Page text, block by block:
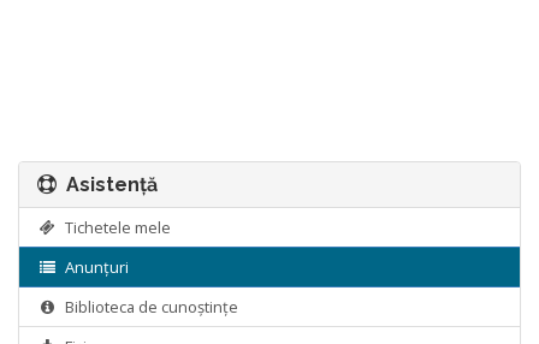
Asistență
Tichetele mele
Anunțuri
Biblioteca de cunoștințe